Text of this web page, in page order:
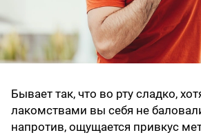
Бывает так, что во рту сладко,
лакомствами вы себя не
напротив, ощущается привкус